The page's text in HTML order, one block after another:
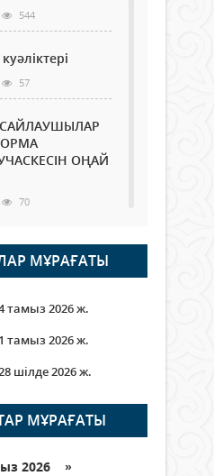
544
57
ОҢАЙ
70
облысы
20
етті
ҚАЛАЙ
252
МҰРАҒАТЫ
тамыз 2026 ж.
тамыз 2026 ж.
шілде 2026 ж.
МҰРАҒАТЫ
2026 »